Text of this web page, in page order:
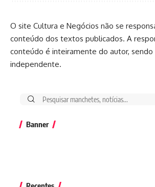
O site Cultura e Negócios não se
conteúdo dos textos publicados. A
conteúdo é inteiramente do autor,
independente.
Banner